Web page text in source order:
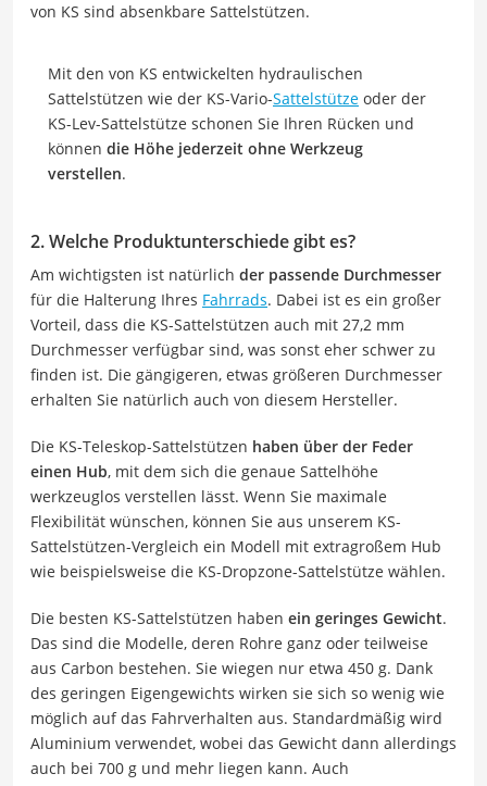
von KS sind absenkbare Sattelstützen.
Mit den von KS entwickelten hydraulischen
Sattelstützen wie der KS-Vario-Sattelstütze oder der
KS-Lev-Sattelstütze schonen Sie Ihren Rücken und
können die Höhe jederzeit ohne Werkzeug
verstellen.
2. Welche Produktunterschiede gibt es?
Am wichtigsten ist natürlich der passende Durchmesser
für die Halterung Ihres Fahrrads. Dabei ist es ein großer
Vorteil, dass die KS-Sattelstützen auch mit 27,2 mm
Durchmesser verfügbar sind, was sonst eher schwer zu
finden ist. Die gängigeren, etwas größeren Durchmesser
erhalten Sie natürlich auch von diesem Hersteller.
Die KS-Teleskop-Sattelstützen haben über der Feder
einen Hub, mit dem sich die genaue Sattelhöhe
werkzeuglos verstellen lässt. Wenn Sie maximale
Flexibilität wünschen, können Sie aus unserem KS-
Sattelstützen-Vergleich ein Modell mit extragroßem Hub
wie beispielsweise die KS-Dropzone-Sattelstütze wählen.
Die besten KS-Sattelstützen haben ein geringes Gewicht.
Das sind die Modelle, deren Rohre ganz oder teilweise
aus Carbon bestehen. Sie wiegen nur etwa 450 g. Dank
des geringen Eigengewichts wirken sie sich so wenig wie
möglich auf das Fahrverhalten aus. Standardmäßig wird
Aluminium verwendet, wobei das Gewicht dann allerdings
auch bei 700 g und mehr liegen kann. Auch